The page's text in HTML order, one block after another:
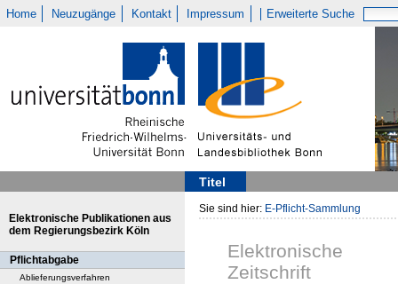
Home Neuzugänge Kontakt Impressum Erweiterte Suche
Titel
Elektronische Publikationen aus
dem Regierungsbezirk Köln
Pflichtabgabe
Ablieferungsverfahren
Sie sind hier: E-Pflicht-Sammlung
Elektronische
Zeitschrift